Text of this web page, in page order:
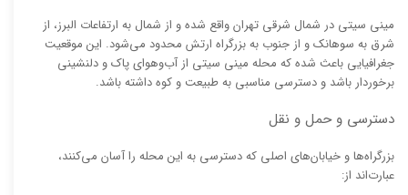
مینی سیتی در شمال شرقی تهران واقع شده و از شمال به ارتفاعات البرز، از
شرق به سوهانک و از جنوب به بزرگراه ارتش محدود می‌شود. این موقعیت
جغرافیایی باعث شده که محله مینی سیتی از آب‌وهوای پاک و دلنشینی
برخوردار باشد و دسترسی مناسبی به طبیعت و کوه داشته باشد.
دسترسی و حمل و نقل
بزرگراه‌ها و خیابان‌های اصلی که دسترسی به این محله را آسان می‌کنند،
عبارت‌اند از: